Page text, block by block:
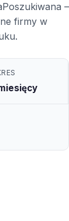
–
firmy w